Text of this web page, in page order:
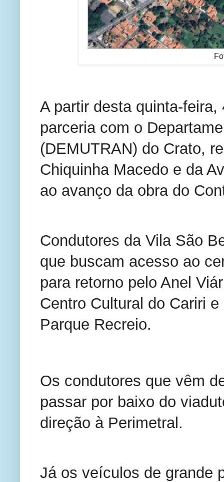
A partir desta quinta-
parceria com o
(DEMUTRAN) do Crato,
Chiquinha Macedo e da
ao avanço da obra do
Condutores da Vila São
que buscam acesso ao
para retorno pelo Anel
Centro Cultural do Cariri
Parque Recreio.
Os condutores que vêm
passar por baixo do
direção à Perimetral.
Já os veículos de grande